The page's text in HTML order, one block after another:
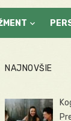
NAJNOVŠIE